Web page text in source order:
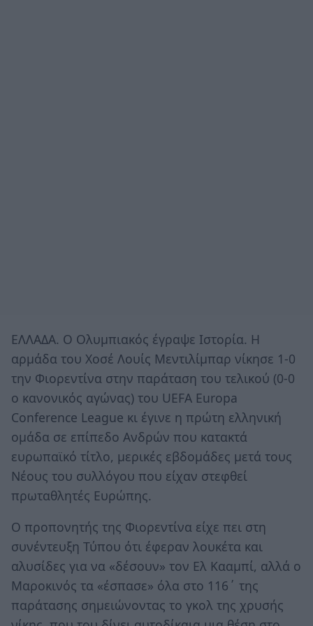
ΕΛΛΑΔΑ. Ο Ολυμπιακός έγραψε Ιστορία. Η
αρμάδα του Χοσέ Λουίς Μεντιλίμπαρ νίκησε 1-0
την Φιορεντίνα στην παράταση του τελικού (0-0
ο κανονικός αγώνας) του UEFA Europa
Conference League κι έγινε η πρώτη ελληνική
ομάδα σε επίπεδο Ανδρών που κατακτά
ευρωπαϊκό τίτλο, μερικές εβδομάδες μετά τους
Νέους του συλλόγου που είχαν στεφθεί
πρωταθλητές Ευρώπης.
Ο προπονητής της Φιορεντίνα είχε πει στη
συνέντευξη Τύπου ότι έφεραν λουκέτα και
αλυσίδες για να «δέσουν» τον Ελ Κααμπί, αλλά ο
Μαροκινός τα «έσπασε» όλα στο 116΄ της
παράτασης σημειώνοντας το γκολ της χρυσής